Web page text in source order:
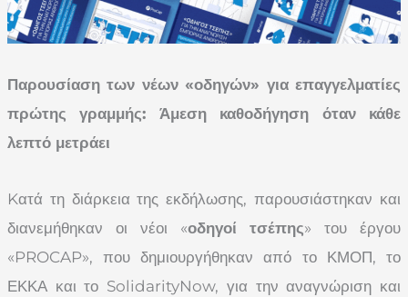
Παρουσίαση των νέων «οδηγών» για επαγγελματίες
πρώτης γραμμής: Άμεση καθοδήγηση όταν κάθε
λεπτό μετράει
Kατά τη διάρκεια της εκδήλωσης, παρουσιάστηκαν και
διανεμήθηκαν οι νέοι «οδηγοί τσέπης» του έργου
«PROCAP», που δημιουργήθηκαν από το ΚΜΟΠ, το
ΕΚΚΑ και το SolidarityNow, για την αναγνώριση και